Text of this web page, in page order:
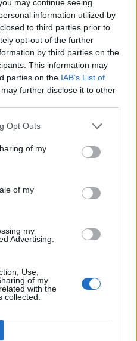
may continue seeing
information utilized by
to third parties prior to
opt-out of the further
by third parties on the
This information may
parties on the IAB’s List of
further disclose it to other
Opt Outs
of my
of my
my
Advertising.
Use,
of my
with the
collected.